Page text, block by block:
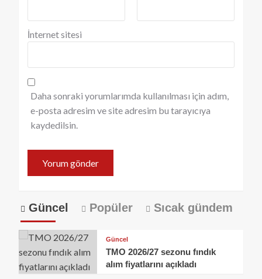
İnternet sitesi
Daha sonraki yorumlarımda kullanılması için adım,
e-posta adresim ve site adresim bu tarayıcıya
kaydedilsin.
Güncel Popüler Sıcak gündem
Güncel
TMO 2026/27 sezonu fındık
alım fiyatlarını açıkladı